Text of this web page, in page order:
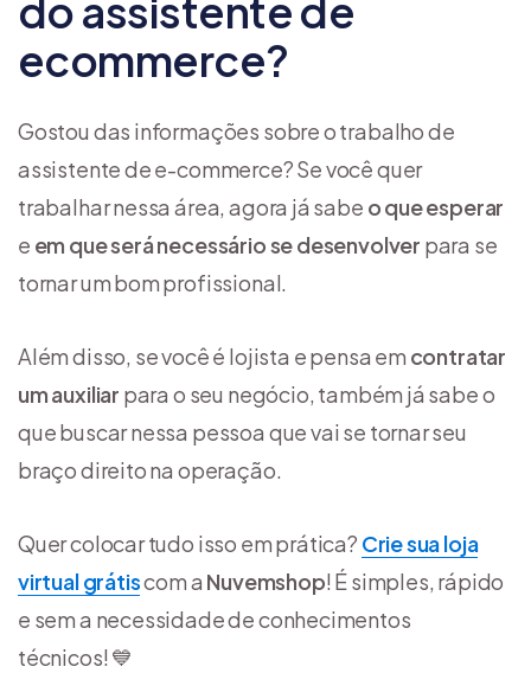
do assistente de
ecommerce?
Gostou das informações sobre o trabalho de
assistente de e-commerce? Se você quer
trabalhar nessa área, agora já sabe o que esperar
e em que será necessário se desenvolver para se
tornar um bom profissional.
Além disso, se você é lojista e pensa em contratar
um auxiliar para o seu negócio, também já sabe o
que buscar nessa pessoa que vai se tornar seu
braço direito na operação.
Quer colocar tudo isso em prática? Crie sua loja
virtual grátiscom a Nuvemshop! É simples, rápido
e sem a necessidade de conhecimentos
técnicos! 💙